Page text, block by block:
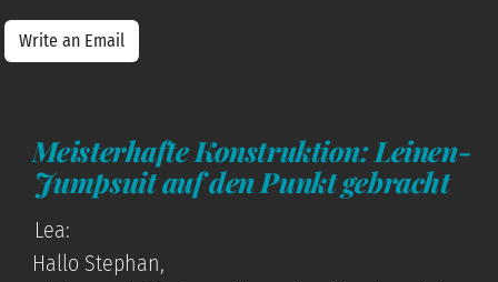
Write an Email
Meisterhafte Konstruktion: Leinen-
Jumpsuit auf den Punkt gebracht
Lea:
Hallo Stephan,